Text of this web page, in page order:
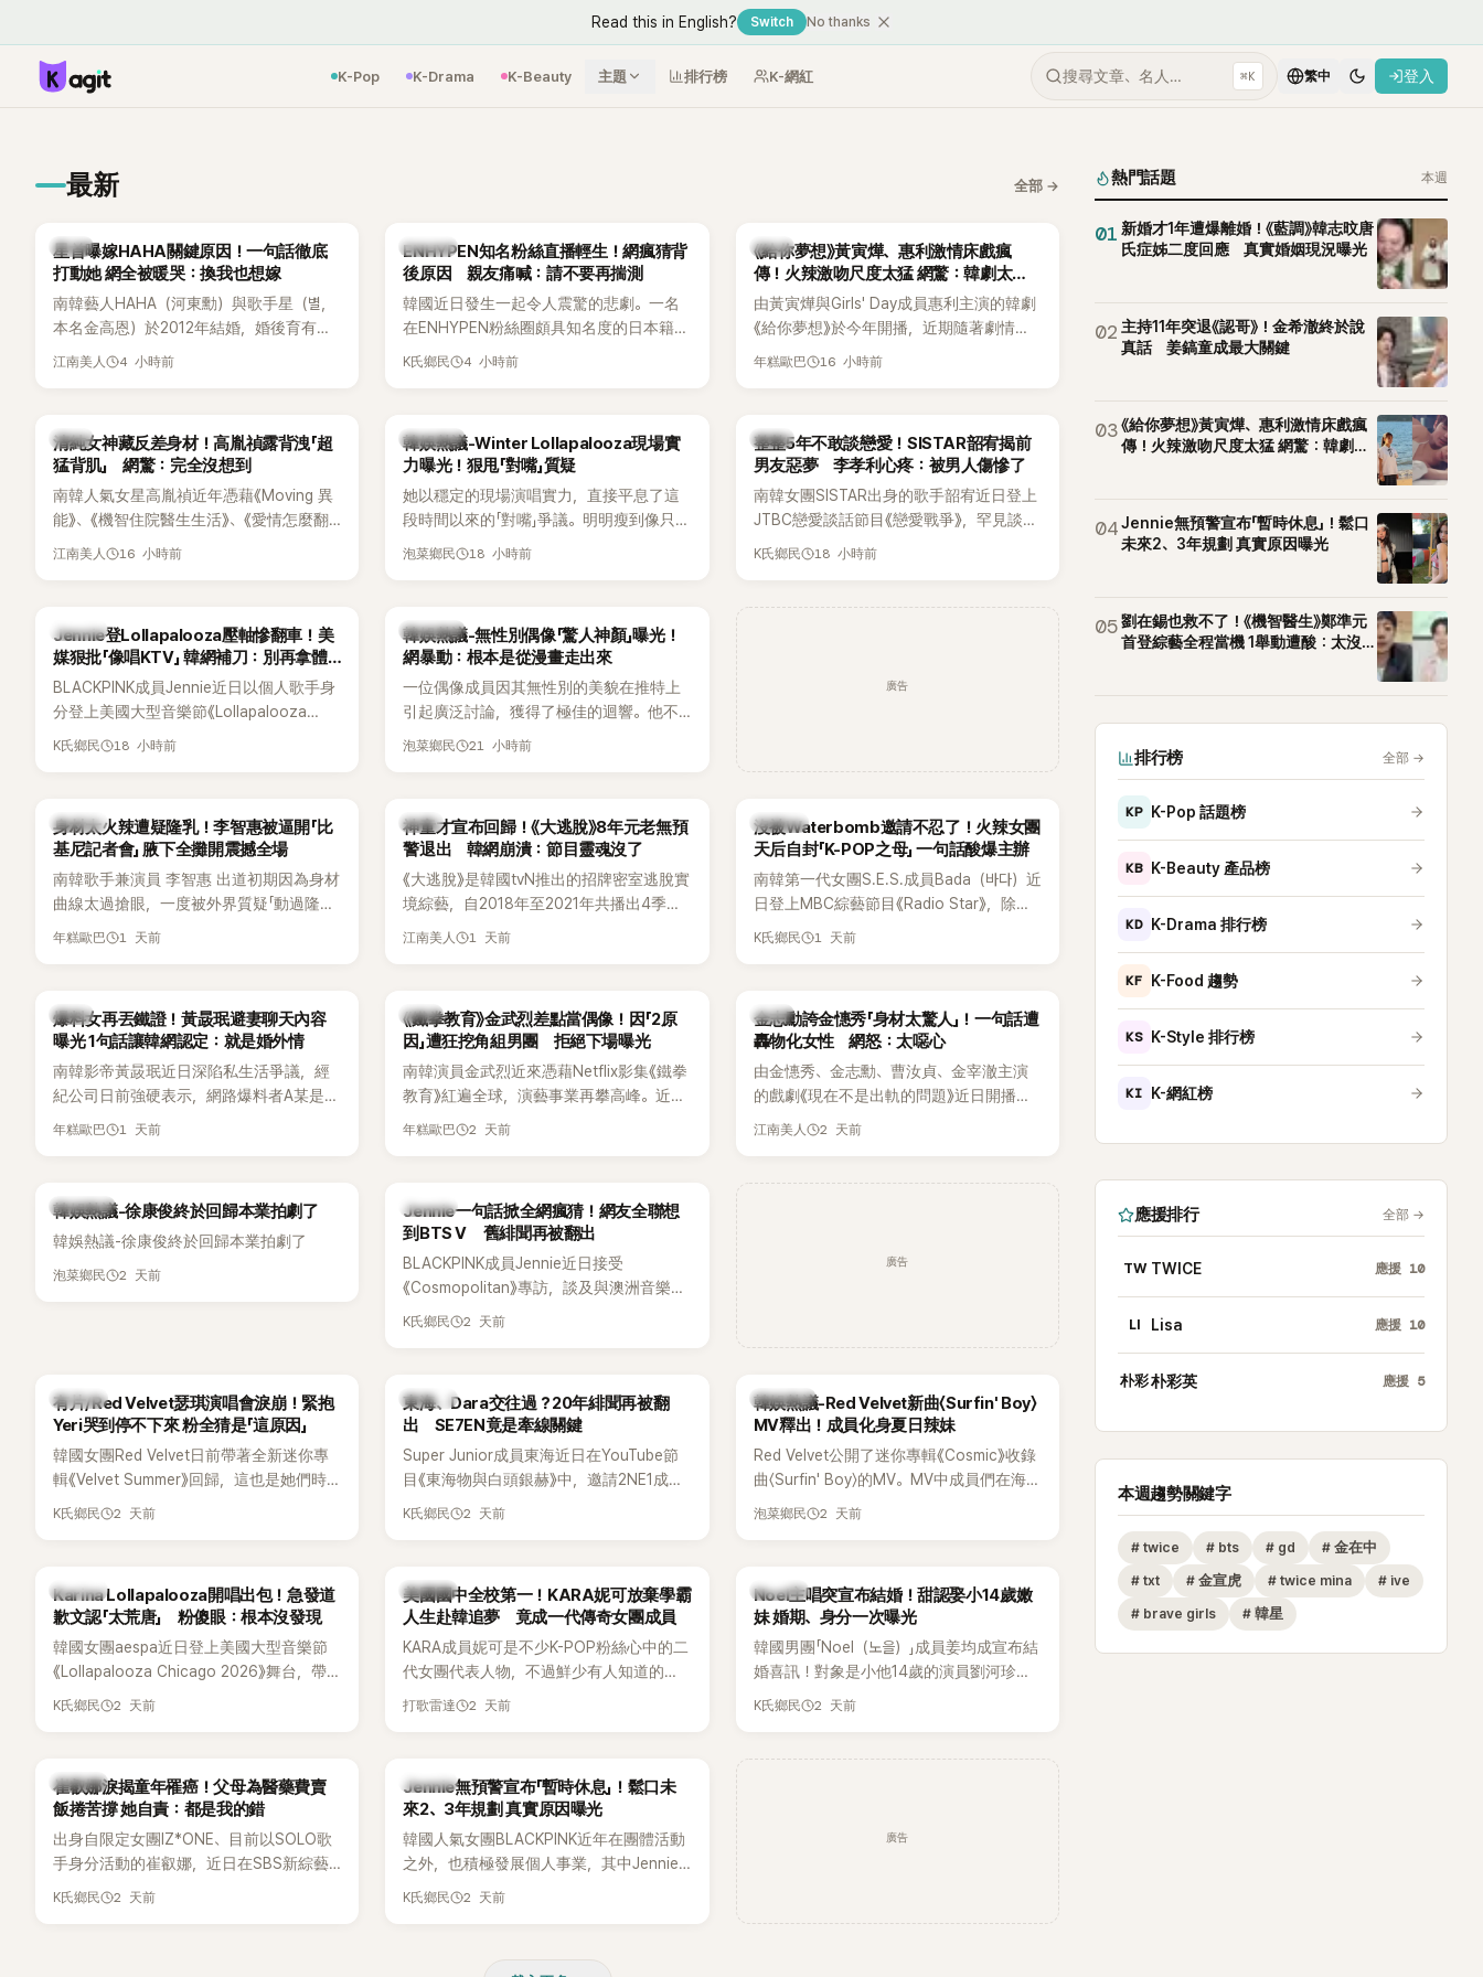
Read this in English? Switch No thanks
K-Pop K-Drama K-Beauty 主題 排行榜 K-網紅 搜尋文章、名人… ⌘K 繁中 登入
最新 全部 →
韓星
星首曝嫁HAHA關鍵原因！一句話徹底
打動她 網全被暖哭：換我也想嫁
南韓藝人HAHA（河東勳）與歌手星（별，
本名金高恩）於2012年結婚，婚後育有兩
子一女，一家五口生活幸福美滿，也是韓
步入婚姻的最大理由。
江南美人 4 小時前
K-POP
ENHYPEN知名粉絲直播輕生！網瘋猜背
後原因 親友痛喊：請不要再揣測
韓國近日發生一起令人震驚的悲劇。一名
在ENHYPEN粉絲圈頗具知名度的日本籍女
粉絲，日前在TikTok直播期間輕生，最終
止揣測，盼逝者安息。
K氏鄉民 4 小時前
韓劇
《給你夢想》黃寅燁、惠利激情床戲瘋
傳！火辣激吻尺度太猛 網驚：韓劇太敢
拍
由黃寅燁與Girls' Day成員惠利主演的韓劇
《給你夢想》於今年開播，近期隨著劇情進
入高潮，男女主角的感情線快速升溫。最
年糕歐巴 16 小時前
韓星
清純女神藏反差身材！高胤禎露背洩「超
猛背肌」 網驚：完全沒想到
南韓人氣女星高胤禎近年憑藉《Moving 異
能》、《機智住院醫生生活》、《愛情怎麼翻
譯？》、《努力克服自卑的我們》等多部熱門
近況照意外掀起熱議，不是因為仙氣十足
的美貌，而是藏在纖細身材下的超狂背肌
與肩膀線條，反差感十足，讓不少網友看
傻直呼：「原來她身材這麼猛！」
江南美人 16 小時前
熱議討論
韓娛熱議-Winter Lollapalooza現場實
力曝光！狠甩「對嘴」質疑
她以穩定的現場演唱實力，直接平息了這
段時間以來的「對嘴」爭議。明明瘦到像只剩
骨頭，怎麼還能唱出這麼驚人的爆發力和
泡菜鄉民 18 小時前
韓星
整整5年不敢談戀愛！SISTAR韶宥揭前
男友惡夢 李孝利心疼：被男人傷慘了
南韓女團SISTAR出身的歌手韶宥近日登上
JTBC戀愛談話節目《戀愛戰爭》，罕見談及
自己的感情生活，不僅坦言已經整整5年沒
K氏鄉民 18 小時前
K-POP
Jennie登Lollapalooza壓軸慘翻車！美
媒狠批「像唱KTV」 韓網補刀：別再拿體
力當藉口
BLACKPINK成員Jennie近日以個人歌手身
分登上美國大型音樂節《Lollapalooza
Chicago》主舞台，不僅成為首位擔任該音
遭部分網友質疑，就連美國當地媒體也毫
不留情給出負評，甚至形容整場演出「就像
一場豪華KTV」。
K氏鄉民 18 小時前
熱議討論
韓娛熱議-無性別偶像「驚人神顏」曝光！
網暴動：根本是從漫畫走出來
一位偶像成員因其無性別的美貌在推特上
引起廣泛討論，獲得了極佳的迴響。他不
僅外型出眾，舞技也備受讚譽。
泡菜鄉民 21 小時前
廣告
K-POP
身材太火辣遭疑隆乳！李智惠被逼開「比
基尼記者會」 腋下全攤開震撼全場
南韓歌手兼演員 李智惠 出道初期因為身材
曲線太過搶眼，一度被外界質疑「動過隆乳
手術」，最後甚至被公司安排親上火線，召
口回憶這段「隆乳疑雲黑歷史」，話題再度被
翻出來熱議。 2日播出的 SBS 綜藝節目
《我的經紀人太難搞－秘書鎮》，邀請同時
兼顧工作與育兒的演藝圈代表「媽媽群」
——李智惠、李賢怡、李恩亨，以第13位
合，兩人邊搭車邊聊天，氣氛輕鬆。聊到
最近的新聞，李瑞鎮突然直球發問：「妳不
是上新聞了？說妳去做整形？是人中縮短
手術嗎？」一貫犀利又不留情的問法，讓現
會？」直接點名她當年的風波。李智惠聽了
忍不住笑說：「哥怎麼連這個都知道？」李瑞
鎮則回嘴：「那時候新聞鬧那麼大，不知道
才奇怪吧。」一來一往，氣氛反而更加輕
鬆。 談到當年情況，李智惠終於鬆口坦
言，當時確實被質疑動過隆胸手術。她回
自站出來說清楚。 李智惠進一步解釋，當
時隆胸手術幾乎只有「腋下切開」一種方式，
脆把腋下給大家看，證明我根本沒動過。」
一句話說完，全場瞬間炸鍋，來賓又驚又
笑。 事實上，早在 2006 年，李智惠就為
了證明自己沒有「隆乳」，真的召開了一場泳
排攝影機前，面對媒體擺出各種姿勢，畫
面至今仍被網友津津樂道。 這段為平息爭
度被提起，節目現場立刻充滿驚呼聲與笑
聲，也再次讓人見識到她面對流言時「豁出
去」的直率性格。其實她過去也曾在 SBS
節目《脫掉鞋子恢單4Men》 中，親自公開
年糕歐巴 1 天前
韓星
神童才宣布回歸！《大逃脫》8年元老無預
警退出 韓網崩潰：節目靈魂沒了
《大逃脫》是韓國tvN推出的招牌密室逃脫實
境綜藝，自2018年至2021年共播出4季，
由鄭鍾淵PD打造完整的「大逃脫宇宙
江南美人 1 天前
K-POP
沒被Waterbomb邀請不忍了！火辣女團
天后自封「K-POP之母」 一句話酸爆主辦
南韓第一代女團S.E.S.成員Bada（바다）近
日登上MBC綜藝節目《Radio Star》，除了
分享近況，還罕見公開向夏季音樂節
根本只是懂了皮毛。」一番話笑翻全場，也
引發網友熱議。
K氏鄉民 1 天前
韓星
爆料女再丟鐵證！黃晸珉避妻聊天內容
曝光 1句話讓韓網認定：就是婚外情
南韓影帝黃晸珉近日深陷私生活爭議，經
紀公司日前強硬表示，網路爆料者A某是涉
嫌長期跟蹤黃晸珉的嫌疑人，已採取法律
「雙向互動」，並非外界所稱的單方面騷擾。
年糕歐巴 1 天前
韓星
《鐵拳教育》金武烈差點當偶像！因「2原
因」遭狂挖角組男團 拒絕下場曝光
南韓演員金武烈近來憑藉Netflix影集《鐵拳
教育》紅遍全球，演藝事業再攀高峰。近日
被爆出一段鮮為人知的出道祕辛，原來他
年糕歐巴 2 天前
韓星
金志勳誇金憓秀「身材太驚人」！一句話遭
轟物化女性 網怒：太噁心
由金憓秀、金志勳、曹汝貞、金宰澈主演
的戲劇《現在不是出軌的問題》近日開播，
為宣傳新作品，四位主演一同出演
江南美人 2 天前
熱議討論
韓娛熱議-徐康俊終於回歸本業拍劇了
韓娛熱議-徐康俊終於回歸本業拍劇了
泡菜鄉民 2 天前
K-POP
Jennie一句話掀全網瘋猜！網友全聯想
到BTS V 舊緋聞再被翻出
BLACKPINK成員Jennie近日接受
《Cosmopolitan》專訪，談及與澳洲音樂人
Tame Impala合作推出〈Dracula（JENNIE
K氏鄉民 2 天前
廣告
K-POP
有片/Red Velvet瑟琪演唱會淚崩！緊抱
Yeri哭到停不下來 粉全猜是「這原因」
韓國女團Red Velvet日前帶著全新迷你專
輯《Velvet Summer》回歸，這也是她們時
隔2年再度推出新作品。為慶祝出道12週
度落淚，令人相當心疼。
K氏鄉民 2 天前
K-POP
東海、Dara交往過？20年緋聞再被翻
出 SE7EN竟是牽線關鍵
Super Junior成員東海近日在YouTube節
目《東海物與白頭銀赫》中，邀請2NE1成員
Dara擔任嘉賓。兩人不僅回憶出道前的青
K氏鄉民 2 天前
熱議討論
韓娛熱議-Red Velvet新曲〈Surfin' Boy〉
MV釋出！成員化身夏日辣妹
Red Velvet公開了迷你專輯《Cosmic》收錄
曲〈Surfin' Boy〉的MV。MV中成員們在海邊
享受夏日，展現了清爽活潑的魅力。
泡菜鄉民 2 天前
K-POP
Karina Lollapalooza開唱出包！急發道
歉文認「太荒唐」 粉傻眼：根本沒發現
韓國女團aespa近日登上美國大型音樂節
《Lollapalooza Chicago 2026》舞台，帶
來多首代表作與新歌演出，現場氣氛嗨
K氏鄉民 2 天前
K-POP
美國國中全校第一！KARA妮可放棄學霸
人生赴韓追夢 竟成一代傳奇女團成員
KARA成員妮可是不少K-POP粉絲心中的二
代女團代表人物，不過鮮少有人知道的
是，她其實不只是舞台上的人氣偶像，更
友熱議。
打歌雷達 2 天前
K-POP
Noel主唱突宣布結婚！甜認娶小14歲嫩
妹 婚期、身分一次曝光
韓國男團「Noel（노을）」成員姜均成宣布結
婚喜訊！對象是小他14歲的演員劉河珍
（유하진 音譯），兩人將於10月30日在首
K氏鄉民 2 天前
K-POP
崔叡娜淚揭童年罹癌！父母為醫藥費賣
飯捲苦撐 她自責：都是我的錯
出身自限定女團IZ*ONE、目前以SOLO歌
手身分活動的崔叡娜，近日在SBS新綜藝
《我的餘生戀愛》（내 남은 연애）中，首度談
K氏鄉民 2 天前
K-POP
Jennie無預警宣布「暫時休息」！鬆口未
來2、3年規劃 真實原因曝光
韓國人氣女團BLACKPINK近年在團體活動
之外，也積極發展個人事業，其中Jennie
即將推出全新個人專輯，近期更陸續在演
K氏鄉民 2 天前
廣告
熱門話題 本週
01 新婚才1年遭爆離婚！《藍調》韓志旼唐
氏症姊二度回應 真實婚姻現況曝光
02 主持11年突退《認哥》！金希澈終於說
真話 姜鎬童成最大關鍵
03《給你夢想》黃寅燁、惠利激情床戲瘋
傳！火辣激吻尺度太猛 網驚：韓劇太
04Jennie無預警宣布「暫時休息」！鬆口
未來2、3年規劃 真實原因曝光
05劉在錫也救不了！《機智醫生》鄭準元
首登綜藝全程當機 1舉動遭酸：太沒誠
排行榜 全部 →
KP K-Pop 話題榜
KB K-Beauty 產品榜
KD K-Drama 排行榜
KF K-Food 趨勢
KS K-Style 排行榜
KI K-網紅榜
應援排行 全部 →
TW TWICE 應援 10
LI Lisa 應援 10
朴彩朴彩英 應援 5
本週趨勢關鍵字
# twice # bts # gd # 金在中
# txt # 金宣虎 # twice mina # ive
# brave girls # 韓星